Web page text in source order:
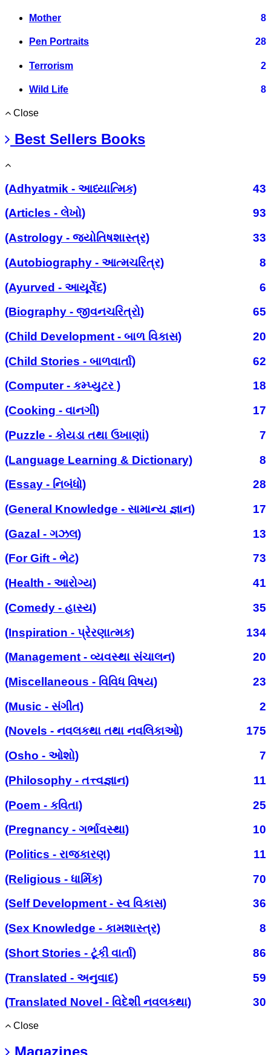
Mother 8
Pen Portraits 28
Terrorism 2
Wild Life 8
Close
Best Sellers Books
(Adhyatmik - આધ્યાત્મિક)
43
(Articles - લેખો)
93
(Astrology - જ્યોતિષશાસ્ત્ર)
33
(Autobiography - આત્મચરિત્ર)
8
(Ayurved - આયૂર્વેદ)
6
(Biography - જીવનચરિત્રો)
65
(Child Development - બાળ વિકાસ)
20
(Child Stories - બાળવાર્તા)
62
(Computer - કમ્પ્યુટર )
18
(Cooking - વાનગી)
17
(Puzzle - કોયડા તથા ઉખાણાં)
7
(Language Learning & Dictionary)
8
(Essay - નિબંધો)
28
(General Knowledge - સામાન્ય જ્ઞાન)
17
(Gazal - ગઝલ)
13
(For Gift - ભેટ)
73
(Health - આરોગ્ય)
41
(Comedy - હાસ્ય)
35
(Inspiration - પ્રેરણાત્મક)
134
(Management - વ્યવસ્થા સંચાલન)
20
(Miscellaneous - વિવિધ વિષય)
23
(Music - સંગીત)
2
(Novels - નવલકથા તથા નવલિકાઓ)
175
(Osho - ઓશો)
7
(Philosophy - તત્ત્વજ્ઞાન)
11
(Poem - કવિતા)
25
(Pregnancy - ગર્ભાવસ્થા)
10
(Politics - રાજકારણ)
11
(Religious - ધાર્મિક)
70
(Self Development - સ્વ વિકાસ)
36
(Sex Knowledge - કામશાસ્ત્ર)
8
(Short Stories - ટૂંકી વાર્તા)
86
(Translated - અનુવાદ)
59
(Translated Novel - વિદેશી નવલકથા)
30
Close
Magazines